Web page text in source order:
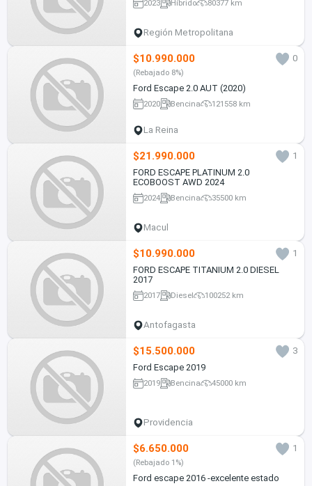
2023 Híbrido 80377 km
Región Metropolitana
$10.990.000 0
(Rebajado 8%)
Ford Escape 2.0 AUT (2020)
2020 Bencina 121558 km
La Reina
$21.990.000
1
FORD ESCAPE PLATINUM 2.0
ECOBOOST AWD 2024
2024 Bencina 35500 km
Macul
$10.990.000
1
FORD ESCAPE TITANIUM 2.0 DIESEL
2017
2017 Diesel 100252 km
Antofagasta
$15.500.000
3
Ford Escape 2019
2019 Bencina 45000 km
Providencia
$6.650.000 1
(Rebajado 1%)
Ford escape 2016 -excelente estado